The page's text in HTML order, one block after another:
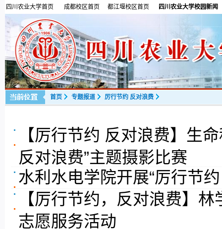
四川农业大学首页 成都校区首页 都江堰校区首页 四川农业大学校园新闻
首页 专题报道 厉行节约 反对浪费
【厉行节约 反对浪费】生
反对浪费”主题摄影比赛
水利水电学院开展“厉行节
【厉行节约，反对浪费】
志愿服务活动